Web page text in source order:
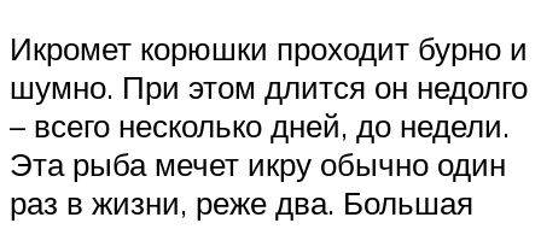
Икромет корюшки проходит бурно и
шумно. При этом длится он недолго
– всего несколько дней, до недели.
Эта рыба мечет икру обычно один
раз в жизни, реже два. Большая